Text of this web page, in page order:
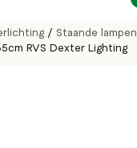
/ Staande lampen
RVS Dexter Lighting